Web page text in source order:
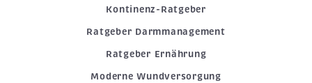
Kontinenz-Ratgeber
Ratgeber Darmmanagement
Ratgeber Ernährung
Moderne Wundversorgung